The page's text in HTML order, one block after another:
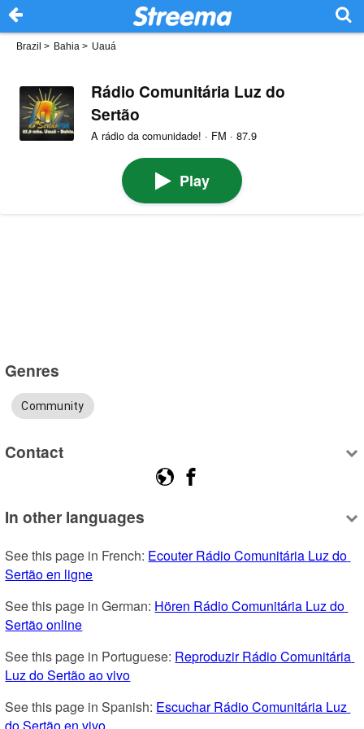
Brazil > Bahia > Uauá
Rádio Comunitária Luz do
Sertão
A rádio da comunidade! · FM · 87.9
Play
Genres
Community
Contact
In other languages
See this page in French: Ecouter Rádio Comunitária Luz do
Sertão en ligne
See this page in German: Hören Rádio Comunitária Luz do
Sertão online
See this page in Portuguese: Reproduzir Rádio Comunitária
Luz do Sertão ao vivo
See this page in Spanish: Escuchar Rádio Comunitária Luz
do Sertão en vivo